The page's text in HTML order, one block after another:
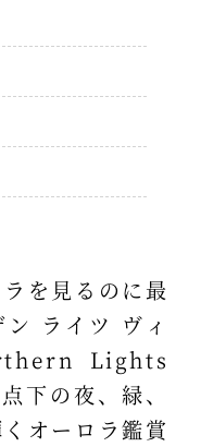
を見るのに最
ライツ ヴィ
Lights
の夜、緑、
オーロラ鑑賞